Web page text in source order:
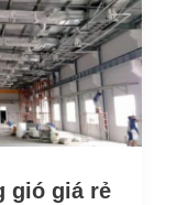
gió giá rẻ